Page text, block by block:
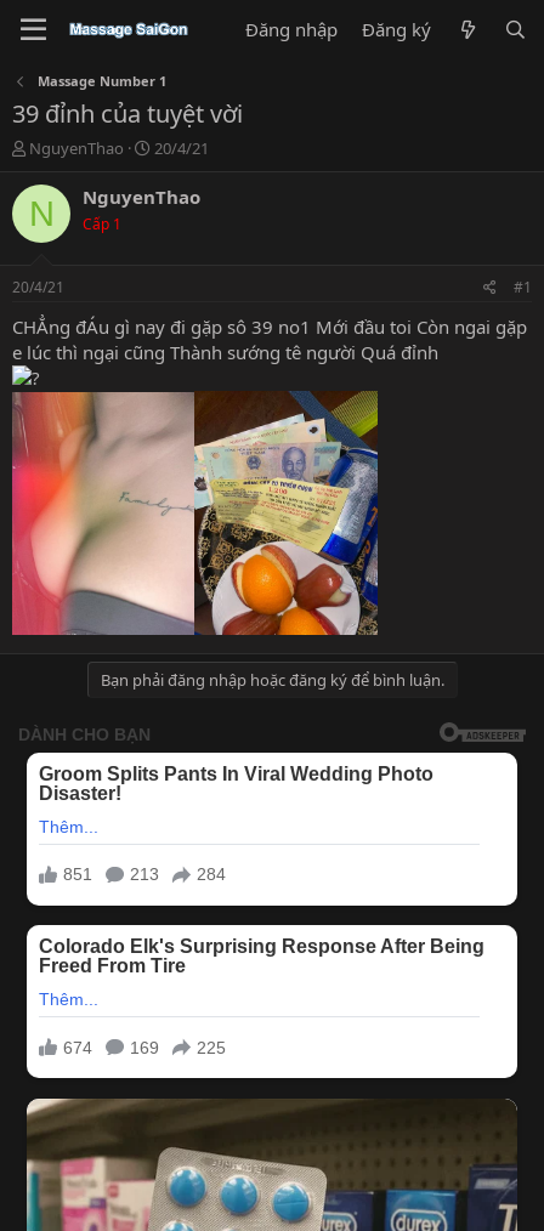
Đăng nhập Đăng ký
Massage Number 1
39 đỉnh của tuyệt vời
T
r
e
a
s
t
a
r
t
e
NguyenThao
N
à
20/4/21
N NguyenThao
Cấp 1
20/4/21 #1
CHẲng đÁu gì nay đi gặp sô 39 no1 Mới đầu toi Còn ngai gặp
e lúc thì ngại cũng Thành sướng tê người Quá đỉnh
Bạn phải đăng nhập hoặc đăng ký để bình luận.